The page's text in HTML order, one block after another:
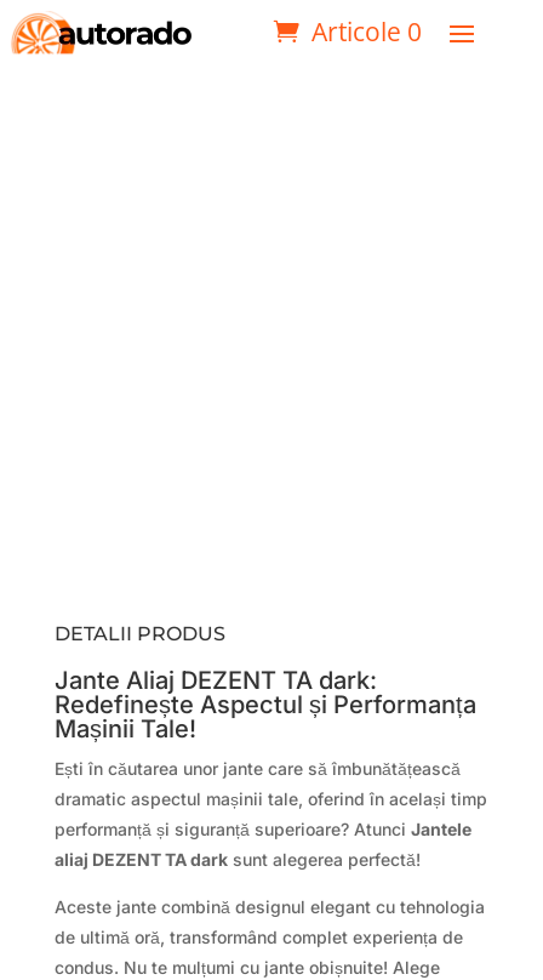
Articole 0
DETALII PRODUS
Jante Aliaj DEZENT TA dark:
Redefinește Aspectul și Performanța
Mașinii Tale!
Ești în căutarea unor jante care să îmbunătățească
dramatic aspectul mașinii tale, oferind în același timp
performanță și siguranță superioare? Atunci Jantele
aliaj DEZENT TA darksunt alegerea perfectă!
Aceste jante combină designul elegant cu tehnologia
de ultimă oră, transformând complet experiența de
condus. Nu te mulțumi cu jante obișnuite! Alege